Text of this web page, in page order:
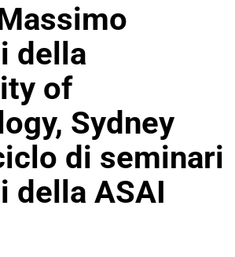
della
of
Sydney
di seminari
della ASAI